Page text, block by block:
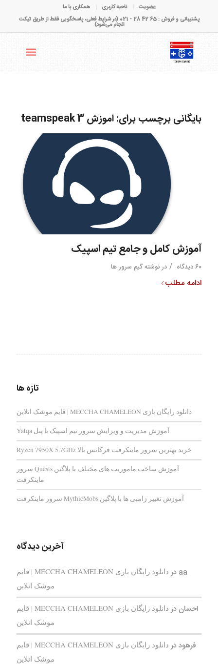
عضویت ناحیه کاربری
همکاری با ما
پشتیبانی و فروش : 65 42 28 - 021 (در شرایط فعلی، پاسخگویی فقط از طریق تیکت
انجام می‌شود)
بایگانی برچسب برای:اموزش teamspeak 3
آموزش کامل و جامع تیم اسپیک
60 دیدگاه / درنوشته گیم سرور ها
ادامه مطلب
تازه ها
دانلود رایگان بازی MECCHA CHAMELEON | قایم‌ موشک انلاین
آموزش مدیریت و ویرایش سرور تیم اسپیک با پنل Yatqa
خرید بهترین سرور ماینکرفت فرکانس بالا Ryzen 7950X 5.7GHz
آموزش ساخت ماموریت های مختلف با پلاگین Quests سرور
ماینکرفت
آموزش تغییر زامبی ها با پلاگین MythicMobs سرور ماینکرفت
آخرین دیدگاه
aa در
دانلود رایگان بازی MECCHA CHAMELEON | قایم‌
موشک انلاین
احسان در
دانلود رایگان بازی MECCHA CHAMELEON | قایم‌
موشک انلاین
فرهوددر
دانلود رایگان بازی MECCHA CHAMELEON | قایم‌
موشک انلاین